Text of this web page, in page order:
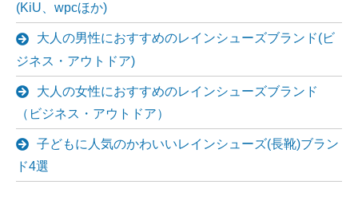
(KiU、wpcほか)
大人の男性におすすめのレインシューズブランド(ビ
ジネス・アウトドア)
大人の女性におすすめのレインシューズブランド
（ビジネス・アウトドア）
子どもに人気のかわいいレインシューズ(長靴)ブラン
ド4選